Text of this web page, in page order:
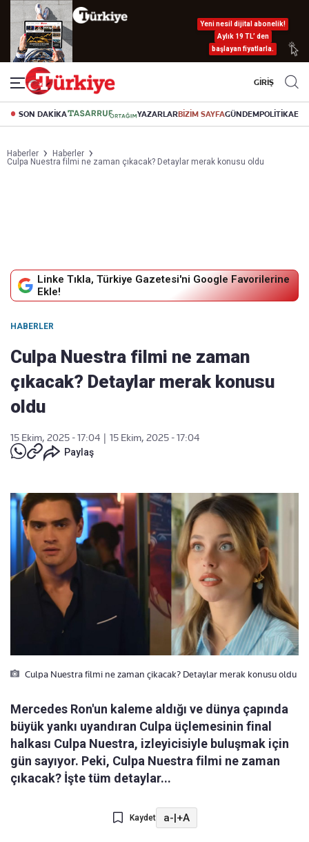
Yeni nesil dijital abonelik!
Aylık 19 TL’ den
başlayan fiyatlarla.
GİRİŞ
SON DAKİKA YAZARLARBİZİM SAYFAGÜNDEMPOLİTİKA
Haberler
Haberler
Culpa Nuestra filmi ne zaman çıkacak? Detaylar merak konusu oldu
Linke Tıkla, Türkiye Gazetesi'ni Google Favorilerine
Ekle!
HABERLER
Culpa Nuestra filmi ne zaman
çıkacak? Detaylar merak konusu
oldu
15 Ekim, 2025 - 17:04
15 Ekim, 2025 - 17:04
Paylaş
Culpa Nuestra filmi ne zaman çikacak? Detaylar merak konusu oldu
Mercedes Ron'un kaleme aldığı ve dünya çapında
büyük yankı uyandıran Culpa üçlemesinin final
halkası Culpa Nuestra, izleyicisiyle buluşmak için
gün sayıyor. Peki, Culpa Nuestra filmi ne zaman
çıkacak? İşte tüm detaylar...
Kaydet a-|+A